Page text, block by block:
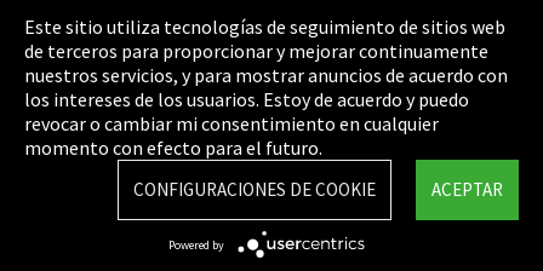
Pie de imprenta
Política de privacidad
Cookie Settings
Términos y Condiciones
Mapa del sitio
Integrity Line
Este sitio utiliza tecnologías de seguimiento de sitios web
de terceros para proporcionar y mejorar continuamente
nuestros servicios, y para mostrar anuncios de acuerdo con
los intereses de los usuarios. Estoy de acuerdo y puedo
revocar o cambiar mi consentimiento en cualquier
momento con efecto para el futuro.
ACEPTAR
CONFIGURACIONES DE COOKIE
Powered by